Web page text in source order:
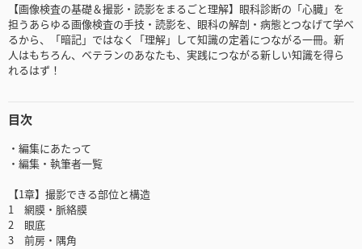
【画像検査の基礎＆撮影・読影をまるごと理解】眼科診断の「心臓」を
担うあらゆる画像検査の手技・読影を、眼科の解剖・病態とつなげて学べ
るから、「暗記」ではなく「理解」して知識の定着につながる一冊。新
人はもちろん、ベテランのあなたも、実践につながる新しい知識を得ら
れるはず！
目次
・編集にあたって
・編集・執筆者一覧
【1章】撮影できる部位と構造
1 網膜・脈絡膜
2 眼底
3 前房・隅角